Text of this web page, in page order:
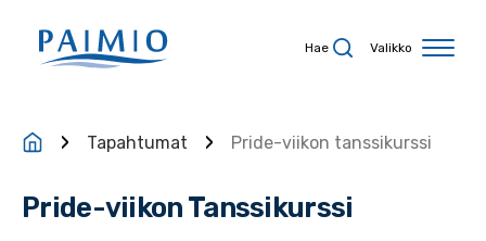
Hae Valikko
Tapahtumat Pride-viikon tanssikurssi
Pride-viikon Tanssikurssi